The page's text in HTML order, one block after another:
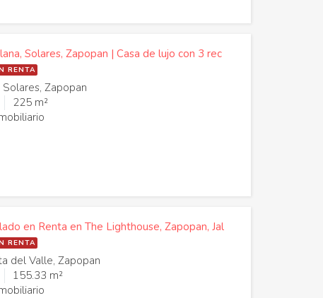
Solares, Zapopan | Casa de lujo con 3 rec
RENTA
Zapopan
225 m²
en Renta en The Lighthouse, Zapopan, Jal
RENTA
del Valle, Zapopan
155.33 m²